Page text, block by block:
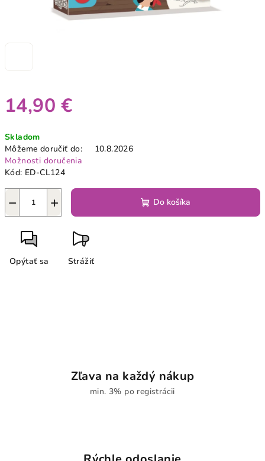
14,90 €
cena:
Skladom
Môžeme doručiť do:
10.8.2026
Možnosti doručenia
Kód: ED-CL124
+
− Do košíka
Opýtať sa Strážiť
Zľava na každý nákup
min. 3% po registrácii